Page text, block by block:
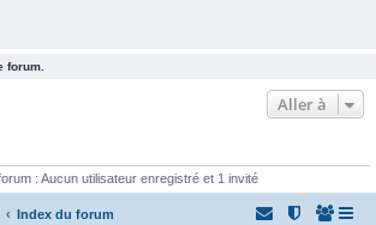
forum.
Aller à
: Aucun utilisateur enregistré et 1 invité
Index du forum